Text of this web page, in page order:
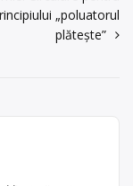
„poluatorul
plătește”